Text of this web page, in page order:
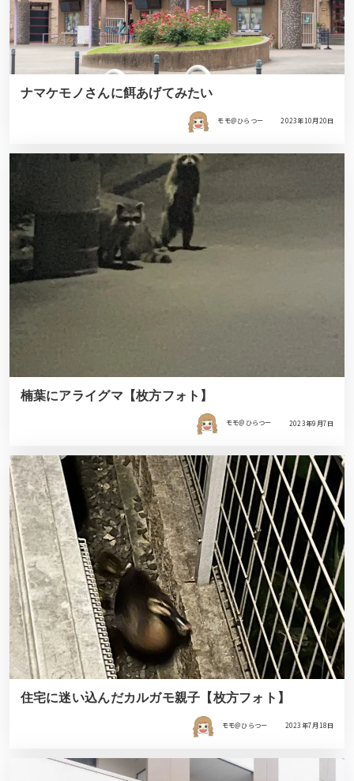
ナマケモノさんに餌あげてみたい
モモ＠ひらつー 2023年10月20日
楠葉にアライグマ【枚方フォト】
モモ＠ひらつー 2023年9月7日
住宅に迷い込んだカルガモ親子【枚方フォト】
モモ＠ひらつー 2023年7月18日